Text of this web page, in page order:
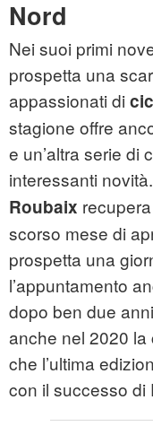
Nord
Nei suoi primi
prospetta una
appassionati di
stagione offre
e un’altra serie di
interessanti
Roubaix
scorso mese di
prospetta una
l’appuntamento
dopo ben due
anche nel 2020
che l’ultima
con il successo di